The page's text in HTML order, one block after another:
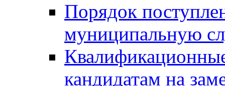
Порядок
муниципальную
кандидатам на